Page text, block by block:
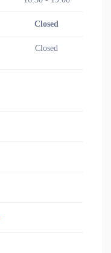
Closed
Closed